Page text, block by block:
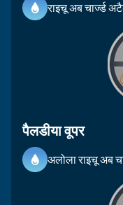
राइचू अब चार्ज्ड
पैलडीया वूपर
अलोला राइचू अब